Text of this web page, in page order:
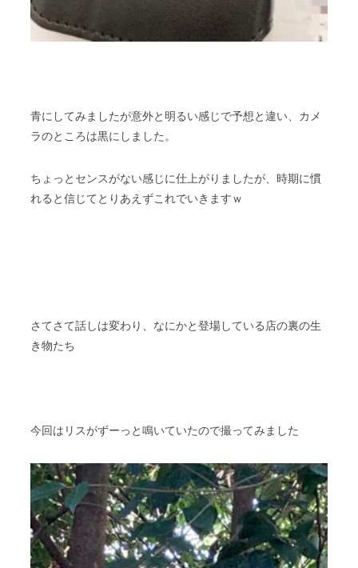
青にしてみましたが意外と明るい感じで予想と違い、カメ
ラのところは黒にしました。
ちょっとセンスがない感じに仕上がりましたが、時期に慣
れると信じてとりあえずこれでいきますｗ
さてさて話しは変わり、なにかと登場している店の裏の生
き物たち
今回はリスがずーっと鳴いていたので撮ってみました